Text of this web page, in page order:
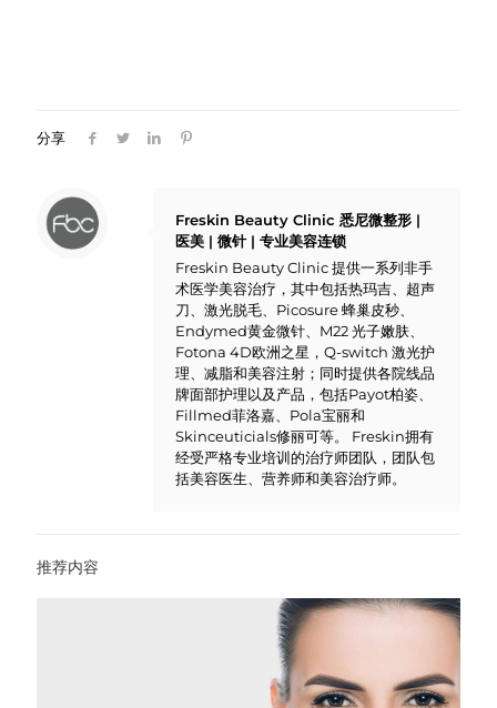
分享
Freskin Beauty Clinic 悉尼微整形 |
医美 | 微针 | 专业美容连锁
Freskin Beauty Clinic 提供一系列非手
术医学美容治疗，其中包括热玛吉、超声
刀、激光脱毛、Picosure 蜂巢皮秒、
Endymed黄金微针、M22 光子嫩肤、
Fotona 4D欧洲之星，Q-switch 激光护
理、减脂和美容注射；同时提供各院线品
牌面部护理以及产品，包括Payot柏姿、
Fillmed菲洛嘉、Pola宝丽和
Skinceuticials修丽可等。 Freskin拥有
经受严格专业培训的治疗师团队，团队包
括美容医生、营养师和美容治疗师。
推荐内容